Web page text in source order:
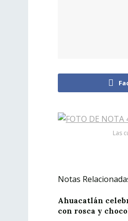
Las
Notas
Ahuacatlán
con rosca y